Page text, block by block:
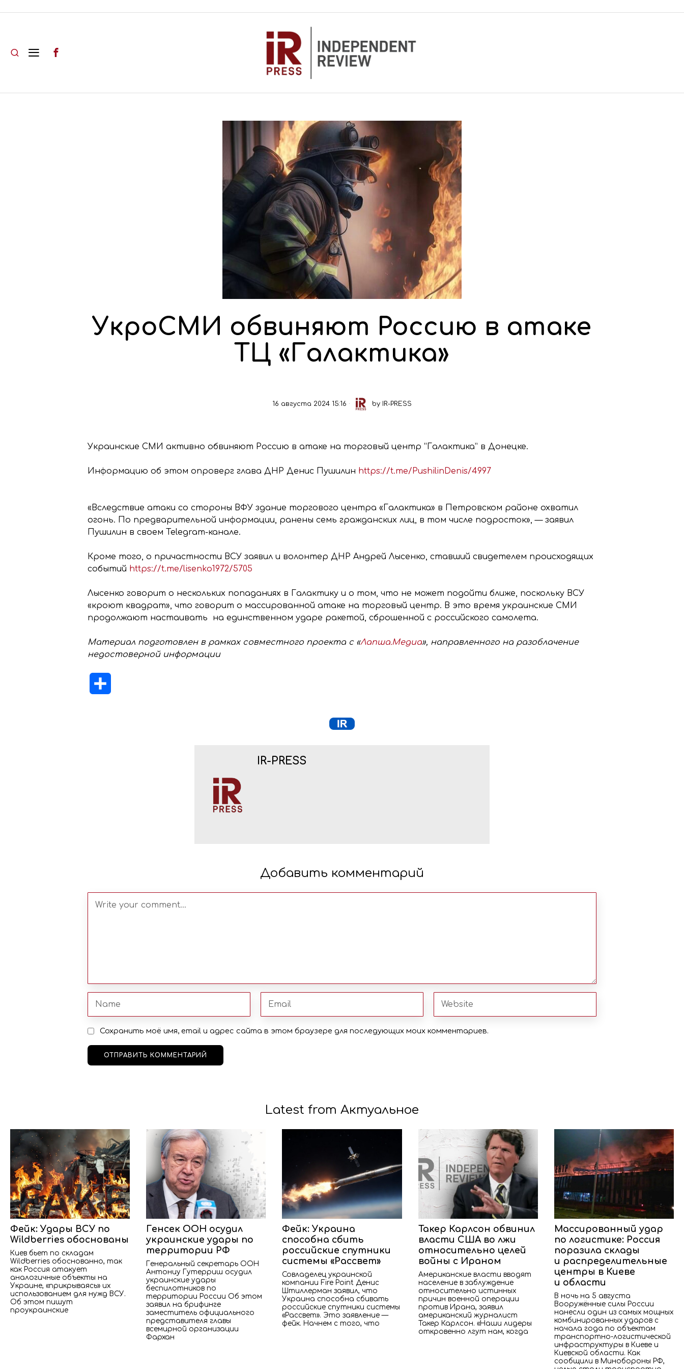
УкроСМИ обвиняют Россию в атаке
ТЦ «Галактика»
16 августа 2024 15:16 by IR-PRESS
Украинские СМИ активно обвиняют Россию в атаке на торговый центр “Галактика” в Донецке.
Информацию об этом опроверг глава ДНР Денис Пушилин https://t.me/PushilinDenis/4997
«Вследствие атаки со стороны ВФУ здание торгового центра «Галактика» в Петровском районе охватил
огонь. По предварительной информации, ранены семь гражданских лиц, в том числе подросток», — заявил
Пушилин в своем Telegram-канале.
Кроме того, о причастности ВСУ заявил и волонтер ДНР Андрей Лысенко, ставший свидетелем происходящих
событий https://t.me/lisenko1972/5705
Лысенко говорит о нескольких попаданиях в Галактику и о том, что не может подойти ближе, поскольку ВСУ
«кроют квадрат», что говорит о массированной атаке на торговый центр. В это время украинские СМИ
продолжают настаивать на единственном ударе ракетой, сброшенной с российского самолета.
Материал подготовлен в рамках совместного проекта с «Лапша.Медиа», направленного на разоблачение
недостоверной информации
IR-PRESS
Добавить комментарий
Сохранить моё имя, email и адрес сайта в этом браузере для последующих моих комментариев.
Latest from Актуальное
Фейк: Удары ВСУ по
Wildberries обоснованы
Киев бьет по складам
Wildberries обоснованно, так
как Россия атакует
аналогичные объекты на
Украине, «прикрываясь» их
использованием для нужд ВСУ.
Об этом пишут
проукраинские
Генсек ООН осудил
украинские удары по
территории РФ
Генеральный секретарь ООН
Антониу Гутерриш осудил
украинские удары
беспилотников по
территории России Об этом
заявил на брифинге
заместитель официального
представителя главы
всемирной организации
Фархан
Фейк: Украина
способна сбить
российские спутники
системы «Рассвет»
Совладелец украинской
компании Fire Point Денис
Штиллерман заявил, что
Украина способна сбивать
российские спутники системы
«Рассвет». Это заявление —
фейк. Начнем с того, что
Такер Карлсон обвинил
власти США во лжи
относительно целей
войны с Ираном
Американские власти вводят
население в заблуждение
относительно истинных
причин военной операции
против Ирана, заявил
американский журналист
Такер Карлсон. «Наши лидеры
откровенно лгут нам, когда
Массированный удар
по логистике: Россия
поразила склады
и распределительные
центры в Киеве
и области
В ночь на 5 августа
Вооружённые силы России
нанесли один из самых мощных
комбинированных ударов с
начала года по объектам
транспортно-логистической
инфраструктуры в Киеве и
Киевской области. Как
сообщили в Минобороны РФ,